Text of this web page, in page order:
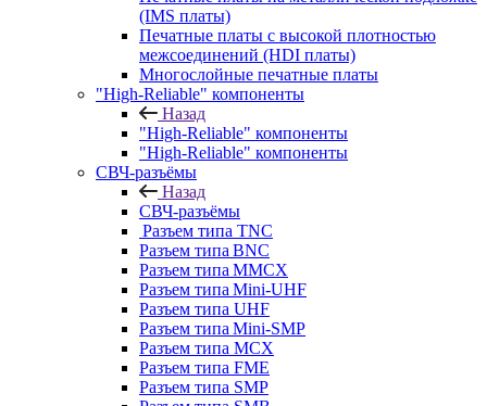
(IMS платы)
Печатные платы с высокой плотностью
межсоединений (HDI платы)
Многослойные печатные платы
"High-Reliable" компоненты
Назад
"High-Reliable" компоненты
"High-Reliable" компоненты
СВЧ-разъёмы
Назад
СВЧ-разъёмы
Разъем типа TNC
Разъем типа BNC
Разъем типа MMCX
Разъем типа Mini-UHF
Разъем типа UHF
Разъем типа Mini-SMP
Разъем типа MCX
Разъем типа FME
Разъем типа SMP